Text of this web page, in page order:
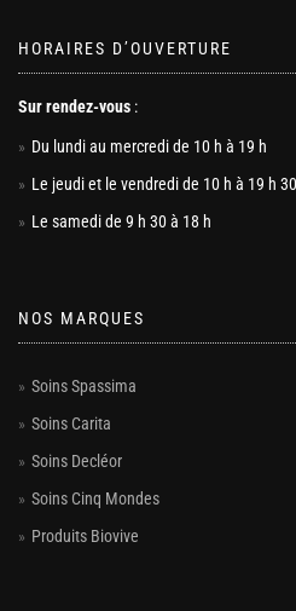
HORAIRES D’OUVERTURE
Sur rendez-vous :
Du lundi au mercredi de 10 h à 19 h
Le jeudi et le vendredi de 10 h à 19 h 30
Le samedi de 9 h 30 à 18 h
NOS MARQUES
Soins Spassima
Soins Carita
Soins Decléor
Soins Cinq Mondes
Produits Biovive